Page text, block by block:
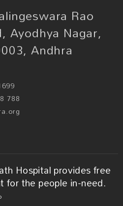
Rao
Ayodhya Nagar,
Andhra
788
Hospital provides free
for the people in-need.